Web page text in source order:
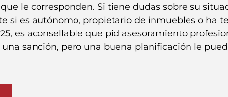
le corresponden. Si tiene dudas sobre su
si es autónomo, propietario de inmuebles o ha
es aconsellable que pid asesoramiento
una sanción, pero una buena planificación le